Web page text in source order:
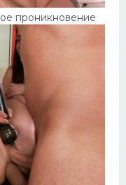
проникновение